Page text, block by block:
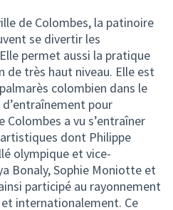
de Colombes, la patinoire
se divertir les
permet aussi la pratique
de très haut niveau. Elle est
colombien dans le
pour
a vu s’entraîner
dont Philippe
olympique et vice-
Bonaly, Sophie Moniotte et
participé au rayonnement
internationalement. Ce